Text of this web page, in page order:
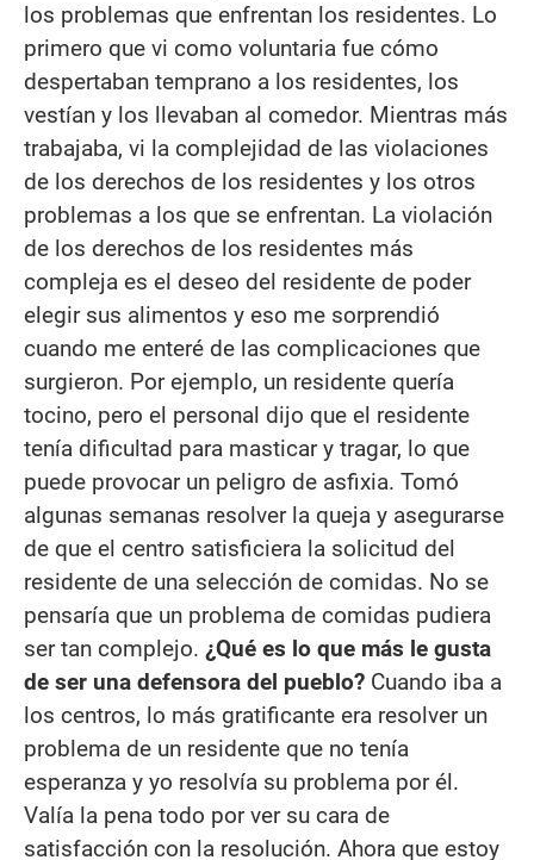
los problemas que enfrentan los residentes. Lo
primero que vi como voluntaria fue cómo
despertaban temprano a los residentes, los
vestían y los llevaban al comedor. Mientras más
trabajaba, vi la complejidad de las violaciones
de los derechos de los residentes y los otros
problemas a los que se enfrentan. La violación
de los derechos de los residentes más
compleja es el deseo del residente de poder
elegir sus alimentos y eso me sorprendió
cuando me enteré de las complicaciones que
surgieron. Por ejemplo, un residente quería
tocino, pero el personal dijo que el residente
tenía dificultad para masticar y tragar, lo que
puede provocar un peligro de asfixia. Tomó
algunas semanas resolver la queja y asegurarse
de que el centro satisficiera la solicitud del
residente de una selección de comidas. No se
pensaría que un problema de comidas pudiera
ser tan complejo. ¿Qué es lo que más le gusta
de ser una defensora del pueblo? Cuando iba a
los centros, lo más gratificante era resolver un
problema de un residente que no tenía
esperanza y yo resolvía su problema por él.
Valía la pena todo por ver su cara de
satisfacción con la resolución. Ahora que estoy